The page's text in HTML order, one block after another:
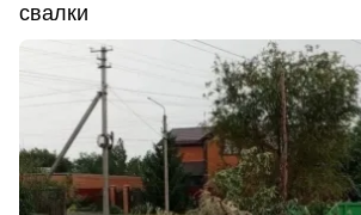
свалки